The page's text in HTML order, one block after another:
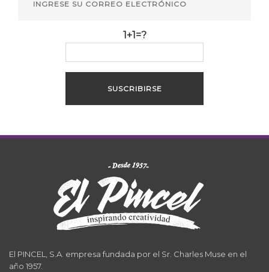
1+1=?
El PINCEL, S.A. empresa fundada por el Sr. Charles Muse en el
año 1957.